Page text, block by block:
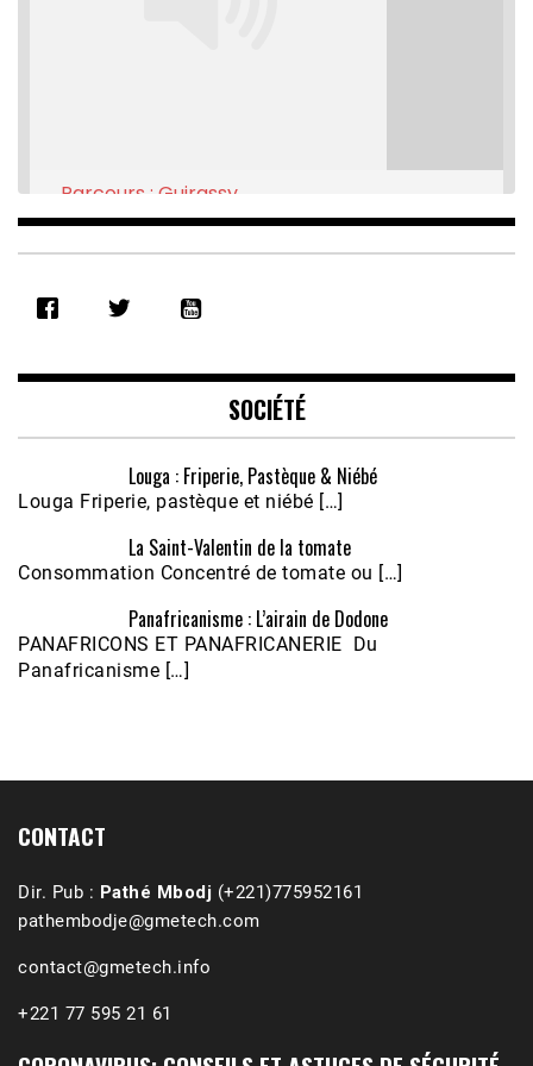
RSS FEED
EMBED
Parcours : Guirassy
Feb 16, 2021 • 28:08
Écoutez le parcours de Claudiane Kapia
Nobana (Podologue)
Feb 24, 2021 • 28mn
SOCIÉTÉ
Louga : Friperie, Pastèque & Niébé
Louga Friperie, pastèque et niébé […]
La Saint-Valentin de la tomate
Consommation Concentré de tomate ou […]
Panafricanisme : L’airain de Dodone
PANAFRICONS ET PANAFRICANERIE Du
Panafricanisme […]
CONTACT
Dir. Pub : Pathé Mbodj (+221)775952161
pathembodje@gmetech.com
contact@gmetech.info
+221 77 595 21 61